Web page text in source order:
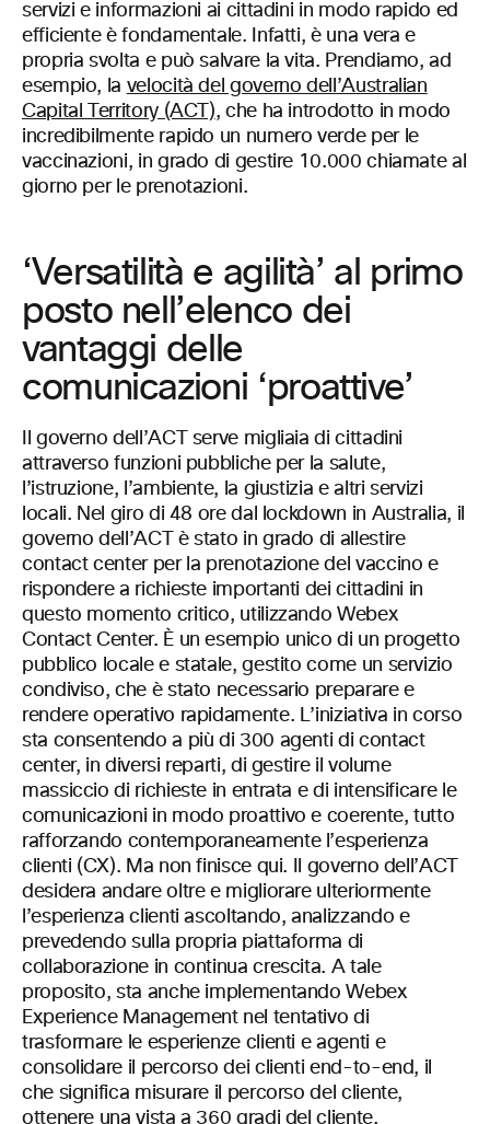
servizi e informazioni ai cittadini in modo rapido ed
efficiente è fondamentale. Infatti, è una vera e
propria svolta e può salvare la vita. Prendiamo, ad
esempio, la velocità del governo dell’Australian
Capital Territory (ACT), che ha introdotto in modo
incredibilmente rapido un numero verde per le
vaccinazioni, in grado di gestire 10.000 chiamate al
giorno per le prenotazioni.
‘Versatilità e agilità’ al primo
posto nell’elenco dei
vantaggi delle
comunicazioni ‘proattive’
Il governo dell’ACT serve migliaia di cittadini
attraverso funzioni pubbliche per la salute,
l’istruzione, l’ambiente, la giustizia e altri servizi
locali. Nel giro di 48 ore dal lockdown in Australia, il
governo dell’ACT è stato in grado di allestire
contact center per la prenotazione del vaccino e
rispondere a richieste importanti dei cittadini in
questo momento critico, utilizzando Webex
Contact Center. È un esempio unico di un progetto
pubblico locale e statale, gestito come un servizio
condiviso, che è stato necessario preparare e
rendere operativo rapidamente. L’iniziativa in corso
sta consentendo a più di 300 agenti di contact
center, in diversi reparti, di gestire il volume
massiccio di richieste in entrata e di intensificare le
comunicazioni in modo proattivo e coerente, tutto
rafforzando contemporaneamente l’esperienza
clienti (CX). Ma non finisce qui. Il governo dell’ACT
desidera andare oltre e migliorare ulteriormente
l’esperienza clienti ascoltando, analizzando e
prevedendo sulla propria piattaforma di
collaborazione in continua crescita. A tale
proposito, sta anche implementando Webex
Experience Management nel tentativo di
trasformare le esperienze clienti e agenti e
consolidare il percorso dei clienti end-to-end, il
che significa misurare il percorso del cliente,
ottenere una vista a 360 gradi del cliente,